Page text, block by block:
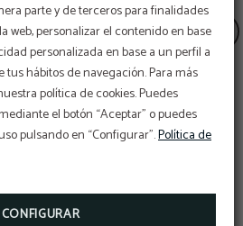
parte y de terceros para finalidades
web, personalizar el contenido en base
personalizada en base a un perfil a
hábitos de navegación. Para más
política de cookies. Puedes
el botón “Aceptar” o puedes
pulsando en “Configurar”.Política de
CONFIGURAR
la República